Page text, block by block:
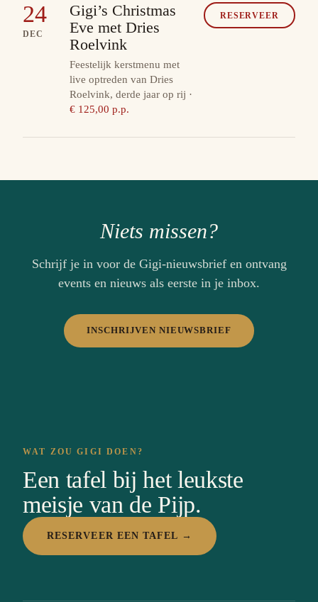
24
DEC
Gigi’s Christmas
Eve met Dries
Roelvink
Feestelijk kerstmenu met
live optreden van Dries
Roelvink, derde jaar op rij ·
€ 125,00 p.p.
RESERVEER
Niets missen?
Schrijf je in voor de Gigi-nieuwsbrief en ontvang
events en nieuws als eerste in je inbox.
INSCHRIJVEN NIEUWSBRIEF
WAT ZOU GIGI DOEN?
Een tafel bij het leukste
meisje van de Pijp.
RESERVEER EEN TAFEL →